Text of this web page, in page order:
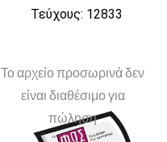
Τεύχους: 12833
Το αρχείο προσωρινά δεν
είναι διαθέσιμο για
πώληση